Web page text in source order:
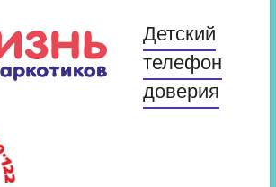
Детский
телефон
доверия